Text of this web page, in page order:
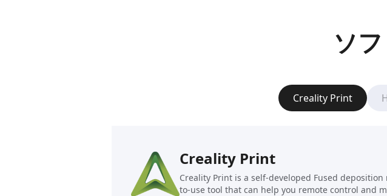
ソ
Creality Print
Creality Print
Creality Print is a self-developed Fused
to-use tool that can help you remote control and